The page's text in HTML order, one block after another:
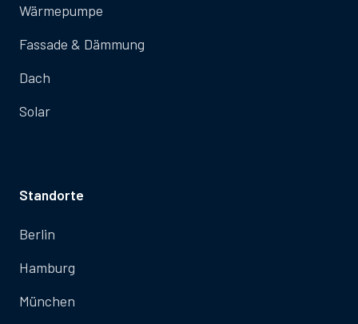
Wärmepumpe
Fassade & Dämmung
Dach
Solar
Standorte
Berlin
Hamburg
München